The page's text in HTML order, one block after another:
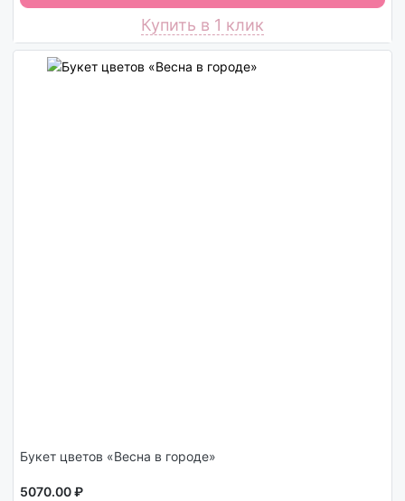
Купить в 1 клик
Букет цветов «Весна в городе»
5070.00 ₽